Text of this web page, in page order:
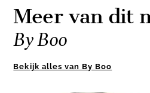
Meer van dit
By Boo
Bekijk alles van By Boo